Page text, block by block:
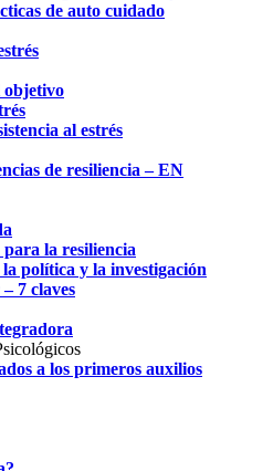
de auto cuidado
objetivo
al estrés
de resiliencia – EN
la resiliencia
política y la investigación
7 claves
a los primeros auxilios